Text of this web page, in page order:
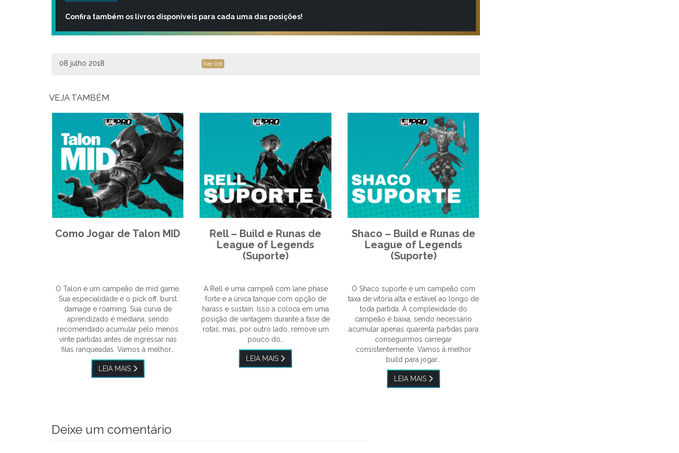
Confira também os livros disponíveis para cada uma das posições!
08 julho 2018 tier list
VEJA TAMBÉM
Como Jogar de Talon MID
O Talon é um campeão de mid game.
Sua especialidade é o pick off, burst
damage e roaming. Sua curva de
aprendizado é mediana, sendo
recomendado acumular pelo menos
vinte partidas antes de ingressar nas
filas ranqueadas. Vamos à melhor…
LEIA MAIS
Rell – Build e Runas de
League of Legends
(Suporte)
A Rell é uma campeã com lane phase
forte e a única tanque com opção de
harass e sustain. Isso a coloca em uma
posição de vantagem durante a fase de
rotas, mas, por outro lado, remove um
pouco do…
LEIA MAIS
Shaco – Build e Runas de
League of Legends
(Suporte)
O Shaco suporte é um campeão com
taxa de vitória alta e estável ao longo de
toda partida. A complexidade do
campeão é baixa, sendo necessário
acumular apenas quarenta partidas para
conseguirmos carregar
consistentemente. Vamos à melhor
build para jogar…
LEIA MAIS
Deixe um comentário